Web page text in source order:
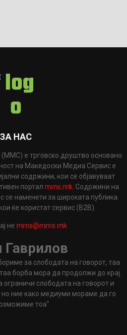
ЗА НАС
е трговско друштво основано
на Македоски Медиа Сервис е
содржини, кои се објавуваат
портал mms.mk . Содржини на
се наменети за широката публика
ќе користат сервис (B2B).
не mms@mms.mk
Гаврилов
за слободата на говорот, таа
борба мора да продолжи до крај.
ограничи слободата на говорот и
ние како медиуми мораме да го
тоа"